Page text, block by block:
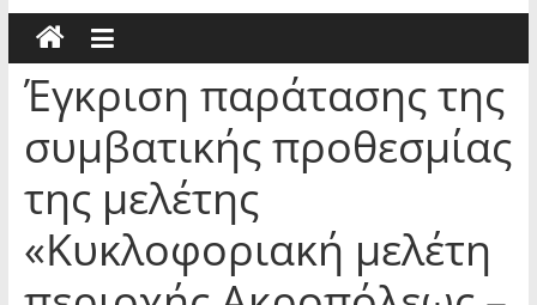
Έγκριση παράτασης της
συμβατικής προθεσμίας
της μελέτης
«Κυκλοφοριακή μελέτη